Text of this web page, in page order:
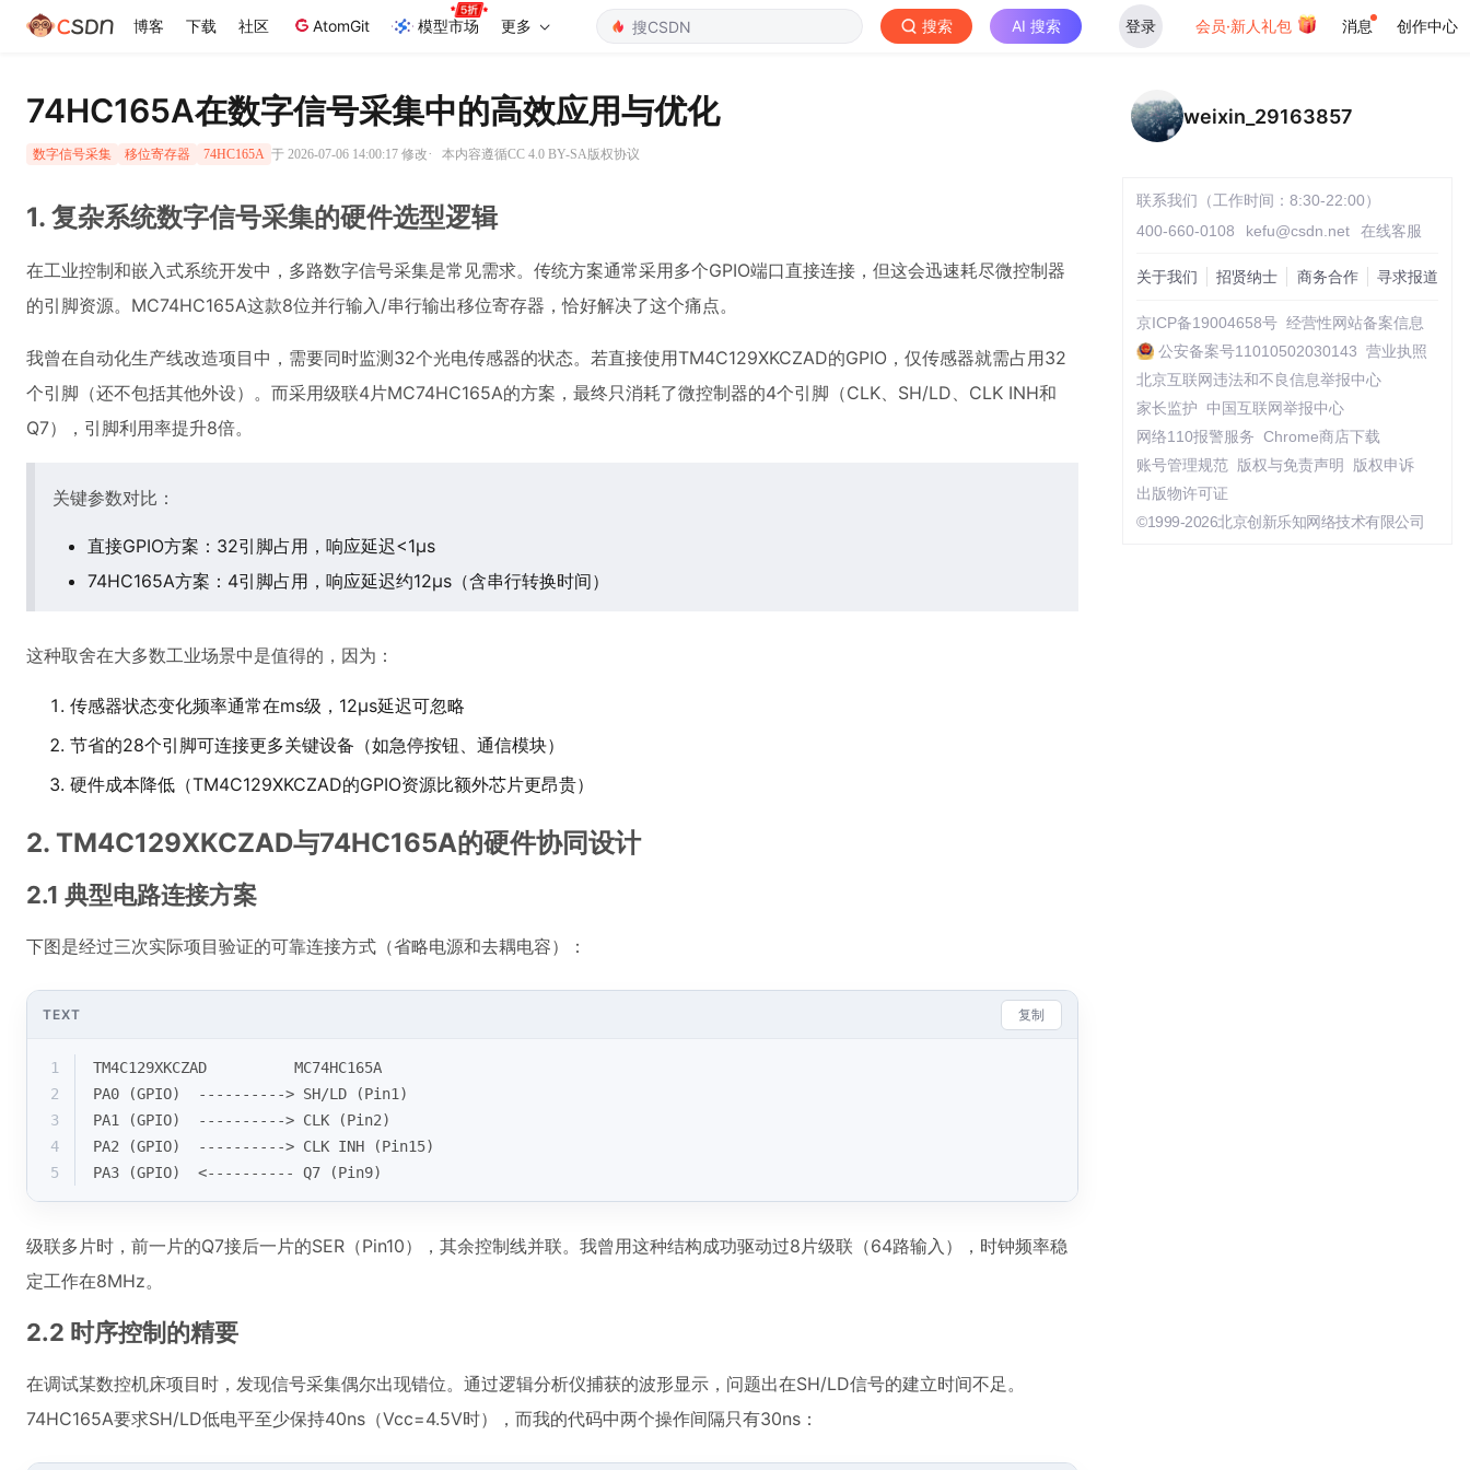
博客 下载 社区 AtomGit 模型市场 更多 搜索 AI 搜索 登录 会员·新人礼包 消息 创作中心
74HC165A在数字信号采集中的高效应用与优化
数字信号采集 移位寄存器 74HC165A 于 2026-07-06 14:00:17 修改· 本内容遵循CC 4.0 BY-SA版权协议
1. 复杂系统数字信号采集的硬件选型逻辑
在工业控制和嵌入式系统开发中，多路数字信号采集是常见需求。传统方案通常采用多个GPIO端口直接连接，但这会迅速耗尽微控制器
的引脚资源。MC74HC165A这款8位并行输入/串行输出移位寄存器，恰好解决了这个痛点。
我曾在自动化生产线改造项目中，需要同时监测32个光电传感器的状态。若直接使用TM4C129XKCZAD的GPIO，仅传感器就需占用32
个引脚（还不包括其他外设）。而采用级联4片MC74HC165A的方案，最终只消耗了微控制器的4个引脚（CLK、SH/LD、CLK INH和
Q7），引脚利用率提升8倍。
关键参数对比：
直接GPIO方案：32引脚占用，响应延迟<1μs
74HC165A方案：4引脚占用，响应延迟约12μs（含串行转换时间）
这种取舍在大多数工业场景中是值得的，因为：
传感器状态变化频率通常在ms级，12μs延迟可忽略
节省的28个引脚可连接更多关键设备（如急停按钮、通信模块）
硬件成本降低（TM4C129XKCZAD的GPIO资源比额外芯片更昂贵）
2. TM4C129XKCZAD与74HC165A的硬件协同设计
2.1 典型电路连接方案
下图是经过三次实际项目验证的可靠连接方式（省略电源和去耦电容）：
TEXT 复制
1
TM4C129XKCZAD          MC74HC165A
2
PA0 (GPIO)  ----------> SH/LD (Pin1)
3
PA1 (GPIO)  ----------> CLK (Pin2)
4
PA2 (GPIO)  ----------> CLK INH (Pin15)
5
PA3 (GPIO)  <---------- Q7 (Pin9)
级联多片时，前一片的Q7接后一片的SER（Pin10），其余控制线并联。我曾用这种结构成功驱动过8片级联（64路输入），时钟频率稳
定工作在8MHz。
2.2 时序控制的精要
在调试某数控机床项目时，发现信号采集偶尔出现错位。通过逻辑分析仪捕获的波形显示，问题出在SH/LD信号的建立时间不足。
74HC165A要求SH/LD低电平至少保持40ns（Vcc=4.5V时），而我的代码中两个操作间隔只有30ns：
weixin_29163857
联系我们（工作时间：8:30-22:00）
400-660-0108
kefu@csdn.net 在线客服
关于我们 招贤纳士 商务合作 寻求报道
京ICP备19004658号 经营性网站备案信息
公安备案号11010502030143 营业执照
北京互联网违法和不良信息举报中心
家长监护
中国互联网举报中心
网络110报警服务 Chrome商店下载
账号管理规范
版权与免责声明
版权申诉
出版物许可证
©1999-2026北京创新乐知网络技术有限公司